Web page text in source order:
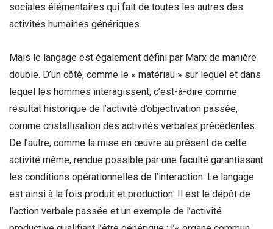
sociales élémentaires qui fait de toutes les autres des
activités humaines génériques.
Mais le langage est également défini par Marx de manière
double. D’un côté, comme le « matériau » sur lequel et dans
lequel les hommes interagissent, c’est-à-dire comme
résultat historique de l’activité d’objectivation passée,
comme cristallisation des activités verbales précédentes.
De l’autre, comme la mise en œuvre au présent de cette
activité même, rendue possible par une faculté garantissant
les conditions opérationnelles de l’interaction. Le langage
est ainsi à la fois produit et production. Il est le dépôt de
l’action verbale passée et un exemple de l’activité